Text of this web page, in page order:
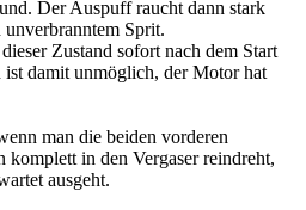
Der Auspuff raucht dann stark
Sprit.
Zustand sofort nach dem Start
ist damit unmöglich, der Motor hat
man die beiden vorderen
komplett in den Vergaser reindreht,
ausgeht.